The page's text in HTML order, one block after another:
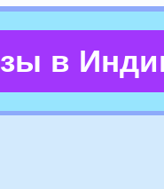
в